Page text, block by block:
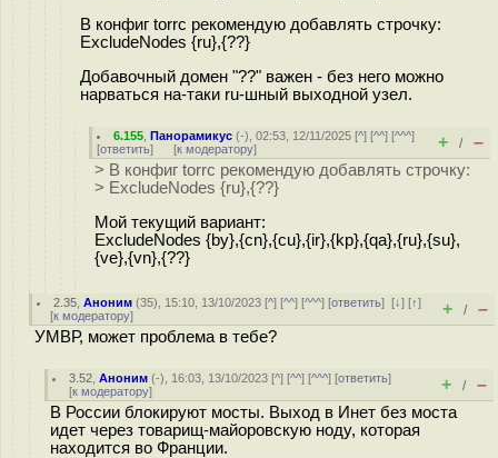
В конфиг torrc рекомендую добавлять строчку:
ExcludeNodes {ru},{??}
Добавочный домен "??" важен - без него можно
нарваться на-таки ru-шный выходной узел.
6.155 ,Панорамикус (-), 02:53, 12/11/2025 [^] [^^] [^^^]
[ответить] [к модератору] + / –
> В конфиг torrc рекомендую добавлять строчку:
> ExcludeNodes {ru},{??}
Мой текущий вариант:
ExcludeNodes {by},{cn},{cu},{ir},{kp},{qa},{ru},{su},
{ve},{vn},{??}
2.35 ,Аноним (35), 15:10, 13/10/2023 [^] [^^] [^^^] [ответить][↓] [↑]
[к модератору] + / –
УМВР, может проблема в тебе?
3.52 ,Аноним (-), 16:03, 13/10/2023 [^] [^^] [^^^] [ответить]
[к модератору] + / –
В России блокируют мосты. Выход в Инет без моста
идет через товарищ-майоровскую ноду, которая
находится во Франции.